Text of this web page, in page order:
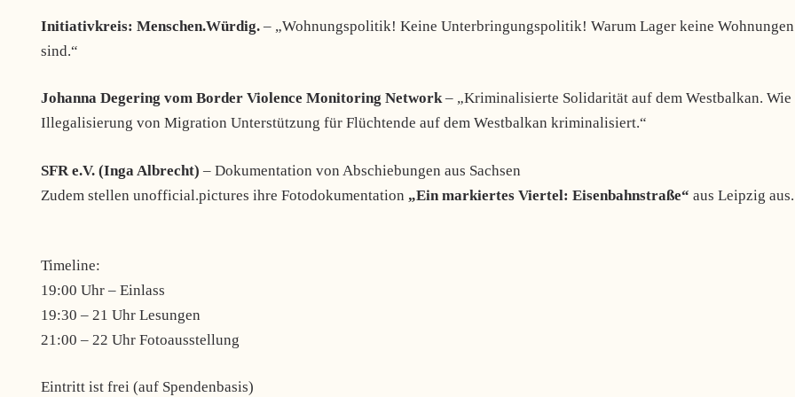
Initiativkreis: Menschen.Würdig. – „Wohnungspolitik! Keine Unterbringungspolitik! Warum Lager keine Wohnungen
sind.“
Johanna Degering vom Border Violence Monitoring Network– „Kriminalisierte Solidarität auf dem Westbalkan. Wie
Illegalisierung von Migration Unterstützung für Flüchtende auf dem Westbalkan kriminalisiert.“
SFR e.V. (Inga Albrecht) – Dokumentation von Abschiebungen aus Sachsen
Zudem stellen unofficial.pictures ihre Fotodokumentation „Ein markiertes Viertel: Eisenbahnstraße“ aus Leipzig aus.
Timeline:
19:00 Uhr – Einlass
19:30 – 21 Uhr Lesungen
21:00 – 22 Uhr Fotoausstellung
Eintritt ist frei (auf Spendenbasis)